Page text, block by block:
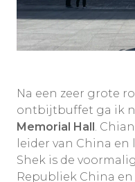
Na een zeer grote
ontbijtbuffet ga ik
Memorial Hall .
leider van China en
Shek is de
Republiek China